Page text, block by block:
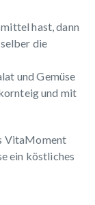
hast, dann
die
und Gemüse
und mit
VitaMoment
ein köstliches